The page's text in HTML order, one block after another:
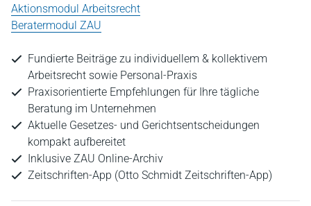
Aktionsmodul Arbeitsrecht
Beratermodul ZAU
Fundierte Beiträge zu individuellem & kollektivem
Arbeitsrecht sowie Personal-Praxis
Praxisorientierte Empfehlungen für Ihre tägliche
Beratung im Unternehmen
Aktuelle Gesetzes- und Gerichtsentscheidungen
kompakt aufbereitet
Inklusive ZAU Online-Archiv
Zeitschriften-App (Otto Schmidt Zeitschriften-App)